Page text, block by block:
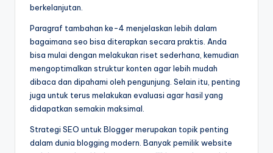
berkelanjutan.
Paragraf tambahan ke-4 menjelaskan lebih dalam
bagaimana seo bisa diterapkan secara praktis. Anda
bisa mulai dengan melakukan riset sederhana, kemudian
mengoptimalkan struktur konten agar lebih mudah
dibaca dan dipahami oleh pengunjung. Selain itu, penting
juga untuk terus melakukan evaluasi agar hasil yang
didapatkan semakin maksimal.
Strategi SEO untuk Blogger merupakan topik penting
dalam dunia blogging modern. Banyak pemilik website